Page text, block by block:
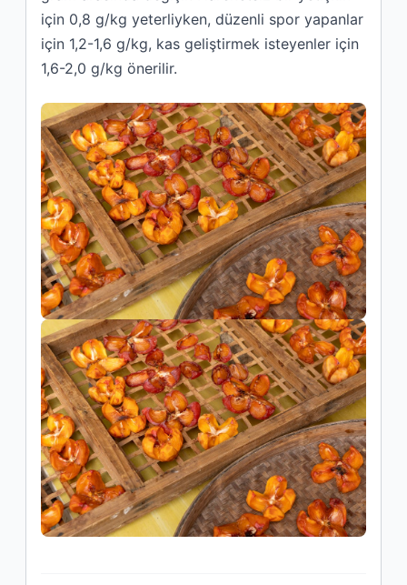
için 0,8 g/kg yeterliyken, düzenli spor yapanlar
için 1,2-1,6 g/kg, kas geliştirmek isteyenler için
1,6-2,0 g/kg önerilir.